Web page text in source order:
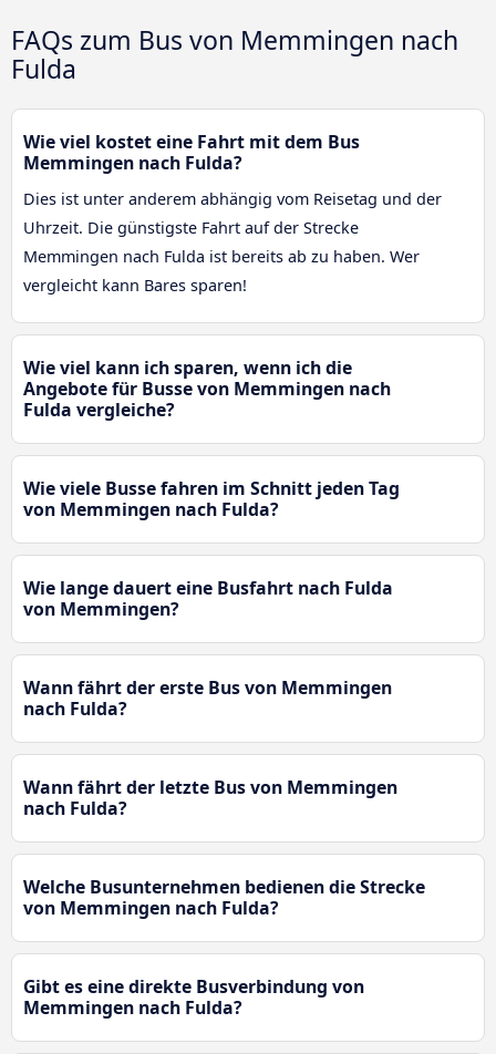
FAQs zum Bus von Memmingen nach
Fulda
Wie viel kostet eine Fahrt mit dem Bus
Memmingen nach Fulda?
Dies ist unter anderem abhängig vom Reisetag und der
Uhrzeit. Die günstigste Fahrt auf der Strecke
Memmingen nach Fulda ist bereits ab zu haben. Wer
vergleicht kann Bares sparen!
Wie viel kann ich sparen, wenn ich die
Angebote für Busse von Memmingen nach
Fulda vergleiche?
Wie viele Busse fahren im Schnitt jeden Tag
von Memmingen nach Fulda?
Wie lange dauert eine Busfahrt nach Fulda
von Memmingen?
Wann fährt der erste Bus von Memmingen
nach Fulda?
Wann fährt der letzte Bus von Memmingen
nach Fulda?
Welche Busunternehmen bedienen die Strecke
von Memmingen nach Fulda?
Gibt es eine direkte Busverbindung von
Memmingen nach Fulda?